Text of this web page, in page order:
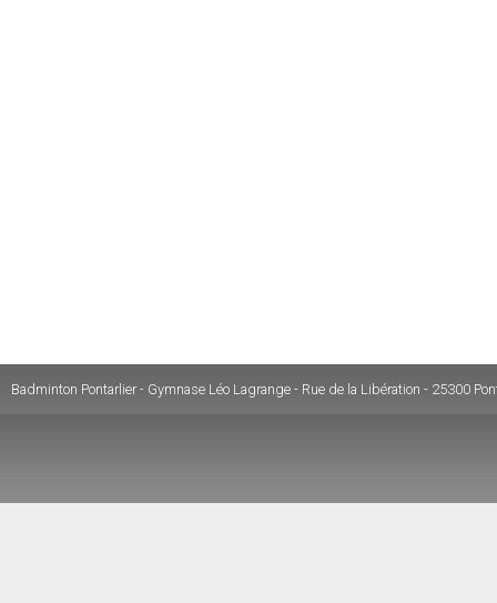
Badminton Pontarlier - Gymnase Léo Lagrange - Rue de la Libération - 25300